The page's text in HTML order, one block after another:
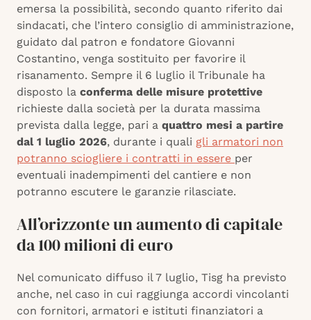
emersa la possibilità, secondo quanto riferito dai
sindacati, che l’intero consiglio di amministrazione,
guidato dal patron e fondatore Giovanni
Costantino, venga sostituito per favorire il
risanamento. Sempre il 6 luglio il Tribunale ha
disposto la conferma delle misure protettive
richieste dalla società per la durata massima
prevista dalla legge, pari a quattro mesi a partire
dal 1 luglio 2026, durante i quali gli armatori non
potranno sciogliere i contratti in essere per
eventuali inadempimenti del cantiere e non
potranno escutere le garanzie rilasciate.
All’orizzonte un aumento di capitale
da 100 milioni di euro
Nel comunicato diffuso il 7 luglio, Tisg ha previsto
anche, nel caso in cui raggiunga accordi vincolanti
con fornitori, armatori e istituti finanziatori a